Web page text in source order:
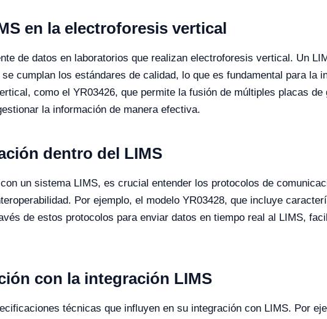
en la electroforesis vertical
de datos en laboratorios que realizan electroforesis vertical. Un
cumplan los estándares de calidad, lo que es fundamental para la
como el YR03426, que permite la fusión de múltiples placas de
la información de manera efectiva.
dentro del LIMS
un sistema LIMS, es crucial entender los protocolos de
Por ejemplo, el modelo YR03428, que incluye
de estos protocolos para enviar datos en tiempo real al LIMS,
con la integración LIMS
técnicas que influyen en su integración con LIMS. Por